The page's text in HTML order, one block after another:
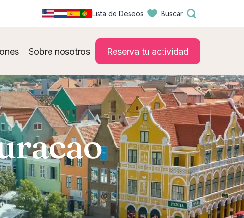
Lista de Deseos Buscar
Sobre nosotros Reserva tu actividad